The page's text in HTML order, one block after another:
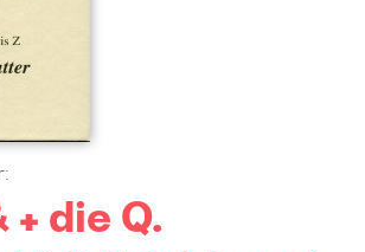
+ die Q.